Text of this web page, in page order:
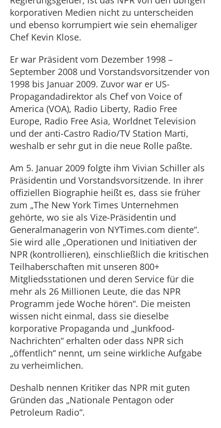
korporativen Medien nicht zu unterscheiden
und ebenso korrumpiert wie sein ehemaliger
Chef Kevin Klose.
Er war Präsident vom Dezember 1998 –
September 2008 und Vorstandsvorsitzender von
1998 bis Januar 2009. Zuvor war er US-
Propagandadirektor als Chef von Voice of
America (VOA), Radio Liberty, Radio Free
Europe, Radio Free Asia, Worldnet Television
und der anti-Castro Radio/TV Station Marti,
weshalb er sehr gut in die neue Rolle paßte.
Am 5. Januar 2009 folgte ihm Vivian Schiller als
Präsidentin und Vorstandsvorsitzende. In ihrer
offiziellen Biographie heißt es, dass sie früher
zum „The New York Times Unternehmen
gehörte, wo sie als Vize-Präsidentin und
Generalmanagerin von NYTimes.com diente“.
Sie wird alle „Operationen und Initiativen der
NPR (kontrollieren), einschließlich die kritischen
Teilhaberschaften mit unseren 800+
Mitgliedsstationen und deren Service für die
mehr als 26 Millionen Leute, die das NPR
Programm jede Woche hören“. Die meisten
wissen nicht einmal, dass sie dieselbe
korporative Propaganda und „Junkfood-
Nachrichten“ erhalten oder dass NPR sich
„öffentlich“ nennt, um seine wirkliche Aufgabe
zu verheimlichen.
Deshalb nennen Kritiker das NPR mit guten
Gründen das „Nationale Pentagon oder
Petroleum Radio“.